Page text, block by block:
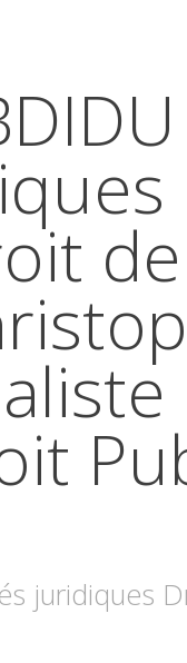
juridiques